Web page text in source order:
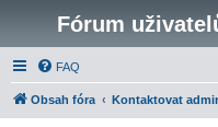
Fórum
FAQ
Obsah fóra Kontaktovat